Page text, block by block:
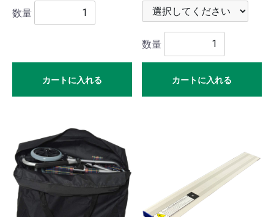
リゾ
ネス
ハン
数量
カートに入れる
数量
カートに入れる